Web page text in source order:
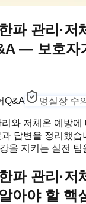
파 관리·저
— 보호자
Q&A 멍실장 수
와 저체온 예방에
답변을 정리했습
을 지키는 실전 팁
파 관리·저
아야 할 핵